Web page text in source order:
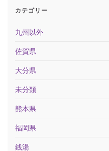
カテゴリー
九州以外
佐賀県
大分県
未分類
熊本県
福岡県
銭湯